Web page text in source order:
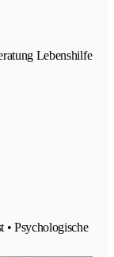
Lebenshilfe
• Psychologische